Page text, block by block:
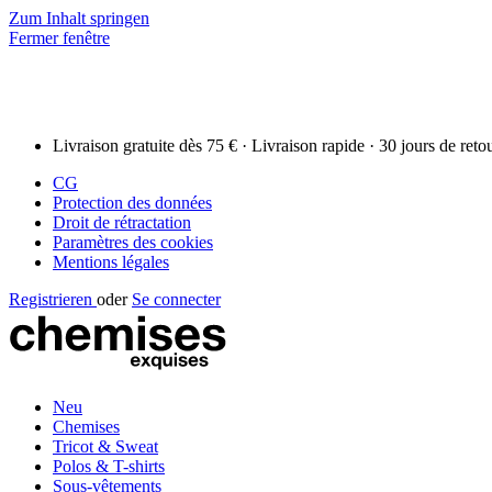
Zum Inhalt springen
Fermer fenêtre
Livraison gratuite dès 75 € · Livraison rapide · 30 jours de
CG
Protection des données
Droit de rétractation
Paramètres des cookies
Mentions légales
Registrieren oder Se connecter
Neu
Chemises
Tricot & Sweat
Polos & T-shirts
Sous-vêtements